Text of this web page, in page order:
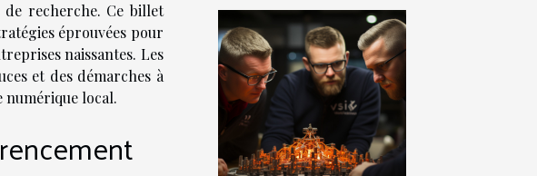
de recherche. Ce billet
éprouvées pour
naissantes. Les
et des démarches à
local.